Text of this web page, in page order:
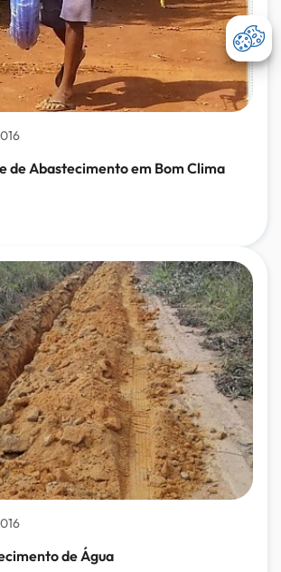
de Abastecimento em Bom Clima
de Água